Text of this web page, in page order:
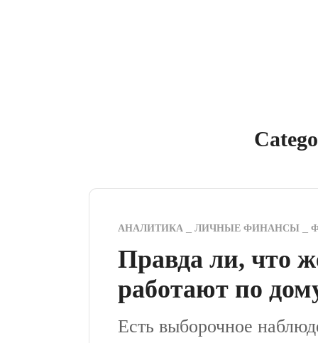
АНАЛИТИКА ЛИЧНЫЕ ФИНАНСЫ
Правда ли, что
работают по
Есть выборочное